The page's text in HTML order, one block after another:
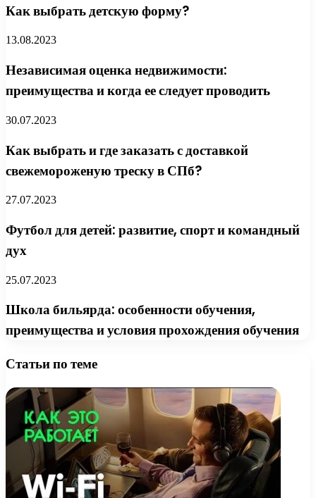
Как выбрать детскую форму?
13.08.2023
Независимая оценка недвижимости:
преимущества и когда ее следует проводить
30.07.2023
Как выбрать и где заказать с доставкой
свежемороженую треску в СПб?
27.07.2023
Футбол для детей: развитие, спорт и командный
дух
25.07.2023
Школа бильярда: особенности обучения,
преимущества и условия прохождения обучения
Статьи по теме